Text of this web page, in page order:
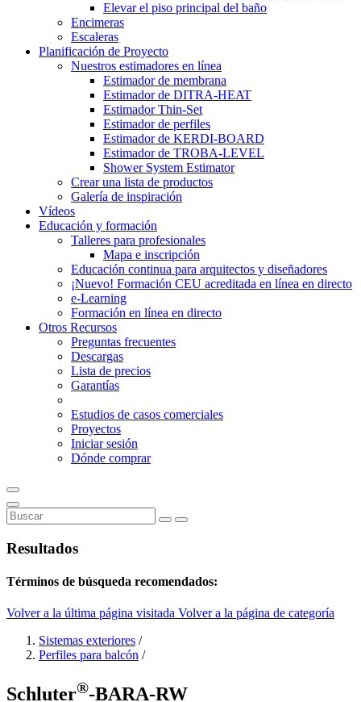
Elevar el piso principal del baño
Encimeras
Escaleras
Planificación de Proyecto
Nuestros estimadores en línea
Estimador de membrana
Estimador de DITRA-HEAT
Estimador Thin-Set
Estimador de perfiles
Estimador de KERDI-BOARD
Estimador de TROBA-LEVEL
Shower System Estimator
Crear una lista de productos
Galería de inspiración
Vídeos
Educación y formación
Talleres para profesionales
Mapa e inscripción
Educación continua para arquitectos y diseñadores
¡Nuevo! Formación CEU acreditada en línea en directo
e-Learning
Formación en línea en directo
Otros Recursos
Preguntas frecuentes
Descargas
Lista de precios
Garantías
Estudios de casos comerciales
Proyectos
Iniciar sesión
Dónde comprar
Resultados
Términos de búsqueda recomendados:
Volver a la última página visitada Volver a la página de categoría
Sistemas exteriores /
Perfiles para balcón /
Schluter®-BARA-RW